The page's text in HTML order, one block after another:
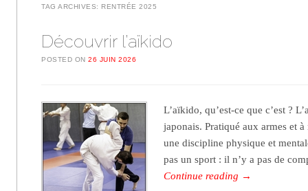
TAG ARCHIVES: RENTRÉE 2025
Découvrir l’aïkido
POSTED ON26 JUIN 2026
L’aïkido, qu’est-ce que c’est ?
japonais. Pratiqué aux armes et
une discipline physique et
pas un sport : il n’y a pas de
Continue reading →